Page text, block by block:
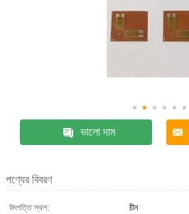
ভালো দাম
পণ্যের বিবরণ
উৎপত্তি স্থল:
চীন